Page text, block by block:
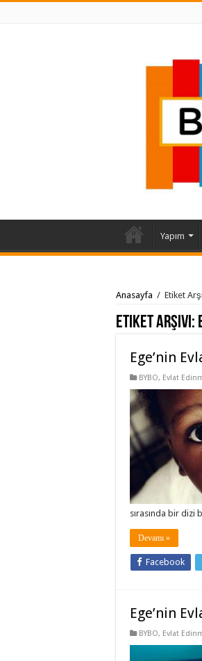
Yapım
Anasayfa / Etiket
Etiket Arşivi:
Ege’nin
BYBO, Evlat
sırasında bir dizi
Devamı »
Facebook
Ege’nin
BYBO, Evlat